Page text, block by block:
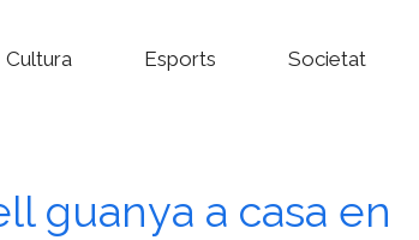
Cultura Esports Societat
guanya a casa en